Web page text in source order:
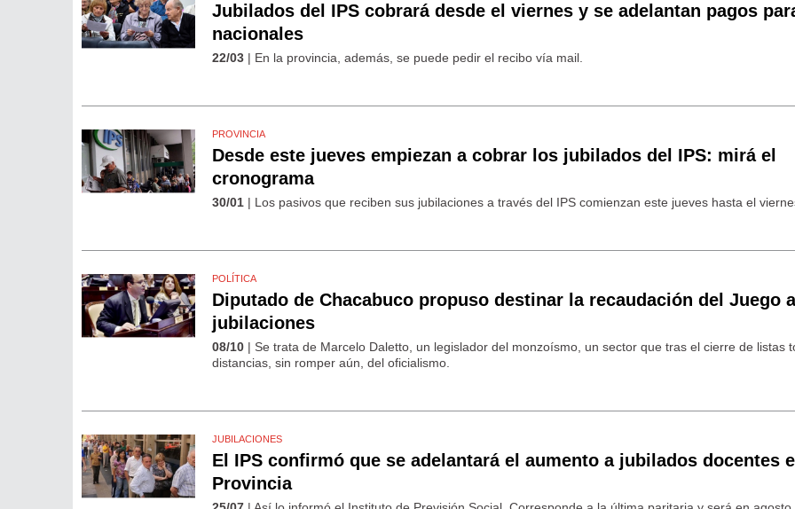
Jubilados del IPS cobrará desde el viernes y se adelantan pagos
nacionales
22/03 | En la provincia, además, se puede pedir el recibo vía mail.
PROVINCIA
Desde este jueves empiezan a cobrar los jubilados del IPS: mirá el
cronograma
30/01 | Los pasivos que reciben sus jubilaciones a través del IPS comienzan este jueves hasta el
POLÍTICA
Diputado de Chacabuco propuso destinar la recaudación del Juego
jubilaciones
08/10 | Se trata de Marcelo Daletto, un legislador del monzoísmo, un sector que tras el cierre de listas
distancias, sin romper aún, del oficialismo.
JUBILACIONES
El IPS confirmó que se adelantará el aumento a jubilados docentes
Provincia